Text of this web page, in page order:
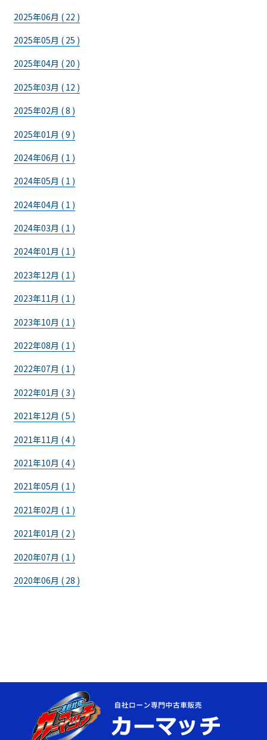
2025年06月 ( 22 )
2025年05月 ( 25 )
2025年04月 ( 20 )
2025年03月 ( 12 )
2025年02月 ( 8 )
2025年01月 ( 9 )
2024年06月 ( 1 )
2024年05月 ( 1 )
2024年04月 ( 1 )
2024年03月 ( 1 )
2024年01月 ( 1 )
2023年12月 ( 1 )
2023年11月 ( 1 )
2023年10月 ( 1 )
2022年08月 ( 1 )
2022年07月 ( 1 )
2022年01月 ( 3 )
2021年12月 ( 5 )
2021年11月 ( 4 )
2021年10月 ( 4 )
2021年05月 ( 1 )
2021年02月 ( 1 )
2021年01月 ( 2 )
2020年07月 ( 1 )
2020年06月 ( 28 )